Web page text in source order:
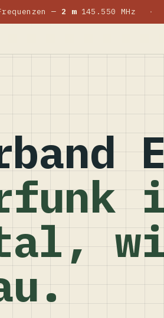
— 2 m145.550 MHz ·